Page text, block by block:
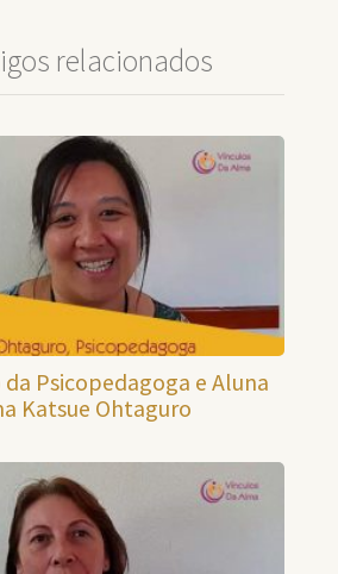
relacionados
Psicopedagoga e Aluna
Katsue Ohtaguro